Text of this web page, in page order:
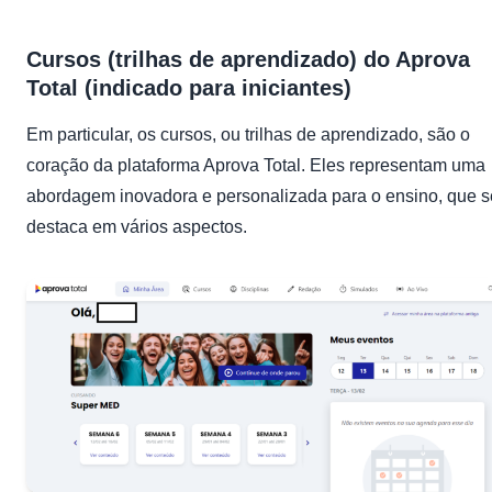
Cursos (trilhas de aprendizado) do Aprova
Total (indicado para iniciantes)
Em particular, os cursos, ou trilhas de aprendizado, são o
coração da plataforma Aprova Total. Eles representam uma
abordagem inovadora e personalizada para o ensino, que
destaca em vários aspectos.